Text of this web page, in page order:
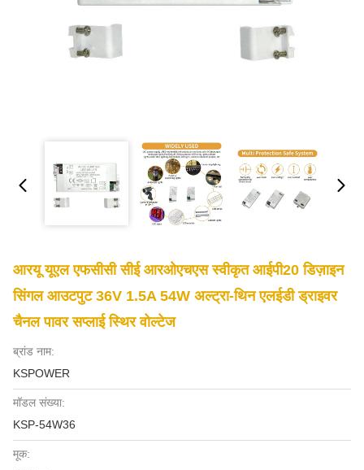
आरयू यूएल एफसीसी सीई आरओएचएस स्वीकृत आईपी20 डिज़ाइन
सिंगल आउटपुट 36V 1.5A 54W अल्ट्रा-थिन एलईडी ड्राइवर
चैनल पावर सप्लाई स्थिर वोल्टेज
ब्रांड नाम:
KSPOWER
मॉडल संख्या:
KSP-54W36
मूक: